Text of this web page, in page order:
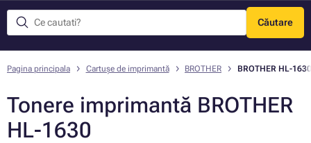
Căutare
Meniu
Pagina principala Cartușe de imprimantă BROTHER BROTHER HL-1630
Tonere imprimantă BROTHER
HL-1630